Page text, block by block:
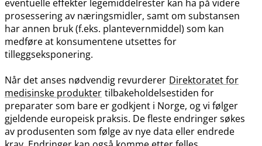
eventuelle effekter legemiddelrester kan ha på videre
prosessering av næringsmidler, samt om substansen
har annen bruk (f.eks. plantevernmiddel) som kan
medføre at konsumentene utsettes for
tilleggseksponering.
Når det anses nødvendig revurderer Direktoratet for
medisinske produkter tilbakeholdelsestiden for
preparater som bare er godkjent i Norge, og vi følger
gjeldende europeisk praksis. De fleste endringer søkes
av produsenten som følge av nye data eller endrede